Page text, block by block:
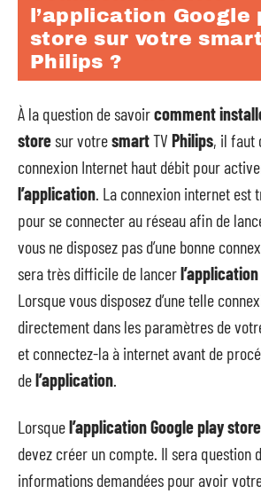
l’application Google
store sur votre
Philips ?
À la question de savoircomment
storesur votresmartTV Philips, il faut
connexion Internet haut débit pour
l’application. La connexion internet est
pour se connecter au réseau afin de
vous ne disposez pas d’une bonne
sera très difficile de lancerl’application
Lorsque vous disposez d’une telle
directement dans les paramètres de
et connectez-la à internet avant de
del’application.
Lorsquel’application Google play store
devez créer un compte. Il sera question
informations demandées pour avoir